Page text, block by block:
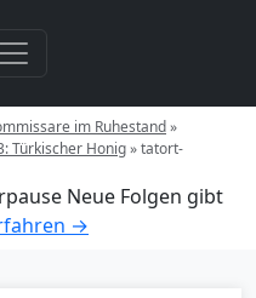
im Ruhestand»
Türkischer Honig»tatort-
Neue Folgen gibt
→